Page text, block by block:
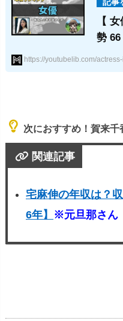
【
勢
https://youtubelib.com/
次におすすめ！賀来千
関連記事
宅麻伸の年収は？
6年】 ※元旦那さん